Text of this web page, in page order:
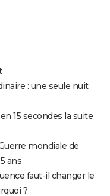
: une seule nuit
15 secondes la suite
mondiale de
ans
faut-il changer le
?